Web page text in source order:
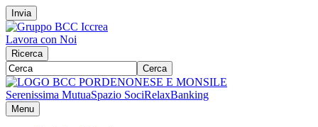
Invia
Lavora con Noi
Ricerca
Cerca
Serenissima MutuaSpazio SociRelaxBanking
Menu